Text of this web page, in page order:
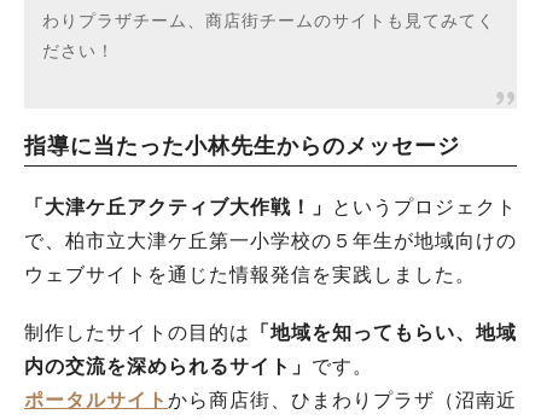
わりプラザチーム、商店街チームのサイトも見てみてく
ださい！
指導に当たった小林先生からのメッセージ
「大津ケ丘アクティブ大作戦！」
というプロジェクト
で、柏市立大津ケ丘第一小学校の５年生が地域向けの
ウェブサイトを通じた情報発信を実践しました。
制作したサイトの目的は
「地域を知ってもらい、地域
内の交流を深められるサイト」 です。
ポータルサイト から商店街、ひまわりプラザ（沼南近